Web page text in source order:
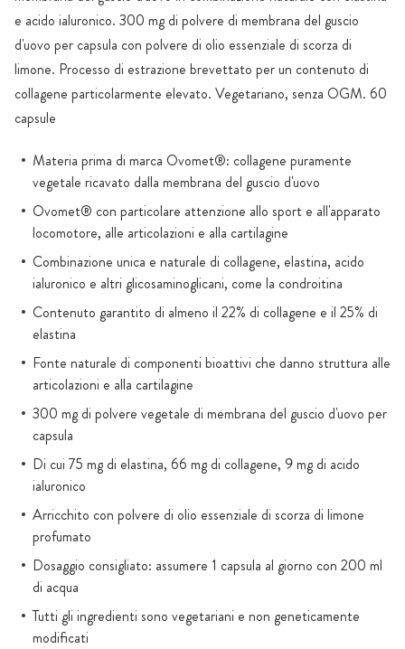
e acido ialuronico. 300 mg di polvere di membrana del guscio
d'uovo per capsula con polvere di olio essenziale di scorza di
limone. Processo di estrazione brevettato per un contenuto di
collagene particolarmente elevato. Vegetariano, senza OGM. 60
capsule
Materia prima di marca Ovomet®: collagene puramente
vegetale ricavato dalla membrana del guscio d'uovo
Ovomet® con particolare attenzione allo sport e all'apparato
locomotore, alle articolazioni e alla cartilagine
Combinazione unica e naturale di collagene, elastina, acido
ialuronico e altri glicosaminoglicani, come la condroitina
Contenuto garantito di almeno il 22% di collagene e il 25% di
elastina
Fonte naturale di componenti bioattivi che danno struttura alle
articolazioni e alla cartilagine
300 mg di polvere vegetale di membrana del guscio d'uovo per
capsula
Di cui 75 mg di elastina, 66 mg di collagene, 9 mg di acido
ialuronico
Arricchito con polvere di olio essenziale di scorza di limone
profumato
Dosaggio consigliato: assumere 1 capsula al giorno con 200 ml
di acqua
Tutti gli ingredienti sono vegetariani e non geneticamente
modificati